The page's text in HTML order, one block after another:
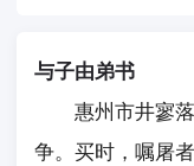
与子由弟书
惠州市井寥落
争。买时，嘱屠